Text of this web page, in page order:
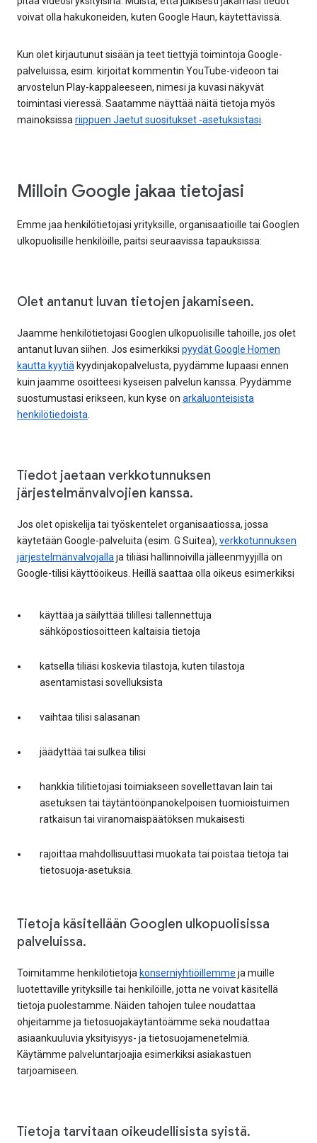
voivat olla hakukoneiden, kuten Google Haun, käytettävissä.
Kun olet kirjautunut sisään ja teet tiettyjä toimintoja Google-
palveluissa, esim. kirjoitat kommentin YouTube-videoon tai
arvostelun Play-kappaleeseen, nimesi ja kuvasi näkyvät
toimintasi vieressä. Saatamme näyttää näitä tietoja myös
mainoksissa riippuen Jaetut suositukset ‑asetuksistasi
Milloin Google jakaa tietojasi
Emme jaa henkilötietojasi yrityksille, organisaatioille tai Googlen
ulkopuolisille henkilöille, paitsi seuraavissa tapauksissa:
Olet antanut luvan tietojen jakamiseen.
Jaamme henkilötietojasi Googlen ulkopuolisille tahoille, jos olet
antanut luvan siihen. Jos esimerkiksi pyydät Google Homen
kautta kyytiä kyydinjakopalvelusta, pyydämme lupaasi ennen
kuin jaamme osoitteesi kyseisen palvelun kanssa. Pyydämme
suostumustasi erikseen, kun kyse on arkaluonteisista
henkilötiedoista
Tiedot jaetaan verkkotunnuksen
järjestelmänvalvojien kanssa.
Jos olet opiskelija tai työskentelet organisaatiossa, jossa
käytetään Google-palveluita (esim. G Suitea), verkkotunnuksen
järjestelmänvalvojalla ja tiliäsi hallinnoivilla jälleenmyyjillä on
Google-tilisi käyttöoikeus. Heillä saattaa olla oikeus esimerkiksi
käyttää ja säilyttää tilillesi tallennettuja
sähköpostiosoitteen kaltaisia tietoja
katsella tiliäsi koskevia tilastoja, kuten tilastoja
asentamistasi sovelluksista
vaihtaa tilisi salasanan
jäädyttää tai sulkea tilisi
hankkia tilitietojasi toimiakseen sovellettavan lain tai
asetuksen tai täytäntöönpanokelpoisen tuomioistuimen
ratkaisun tai viranomaispäätöksen mukaisesti
rajoittaa mahdollisuuttasi muokata tai poistaa tietoja tai
tietosuoja-asetuksia.
Tietoja käsitellään Googlen ulkopuolisissa
palveluissa.
Toimitamme henkilötietoja konserniyhtiöillemme ja muille
luotettaville yrityksille tai henkilöille, jotta ne voivat käsitellä
tietoja puolestamme. Näiden tahojen tulee noudattaa
ohjeitamme ja tietosuojakäytäntöämme sekä noudattaa
asiaankuuluvia yksityisyys- ja tietosuojamenetelmiä.
Käytämme palveluntarjoajia esimerkiksi asiakastuen
tarjoamiseen.
Tietoja tarvitaan oikeudellisista syistä.